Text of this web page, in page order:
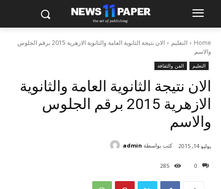
Home التعليم
الان نتيجة الثانوية العامة والثانوية الازهرية 2015 برقم الجلوس
والاسم
التعليم الفن والثقافة
الان نتيجة الثانوية العامة والثانوية
الازهرية 2015 برقم الجلوس
والاسم
0
285
يوليو 14, 2015 كتب بواسطة admin